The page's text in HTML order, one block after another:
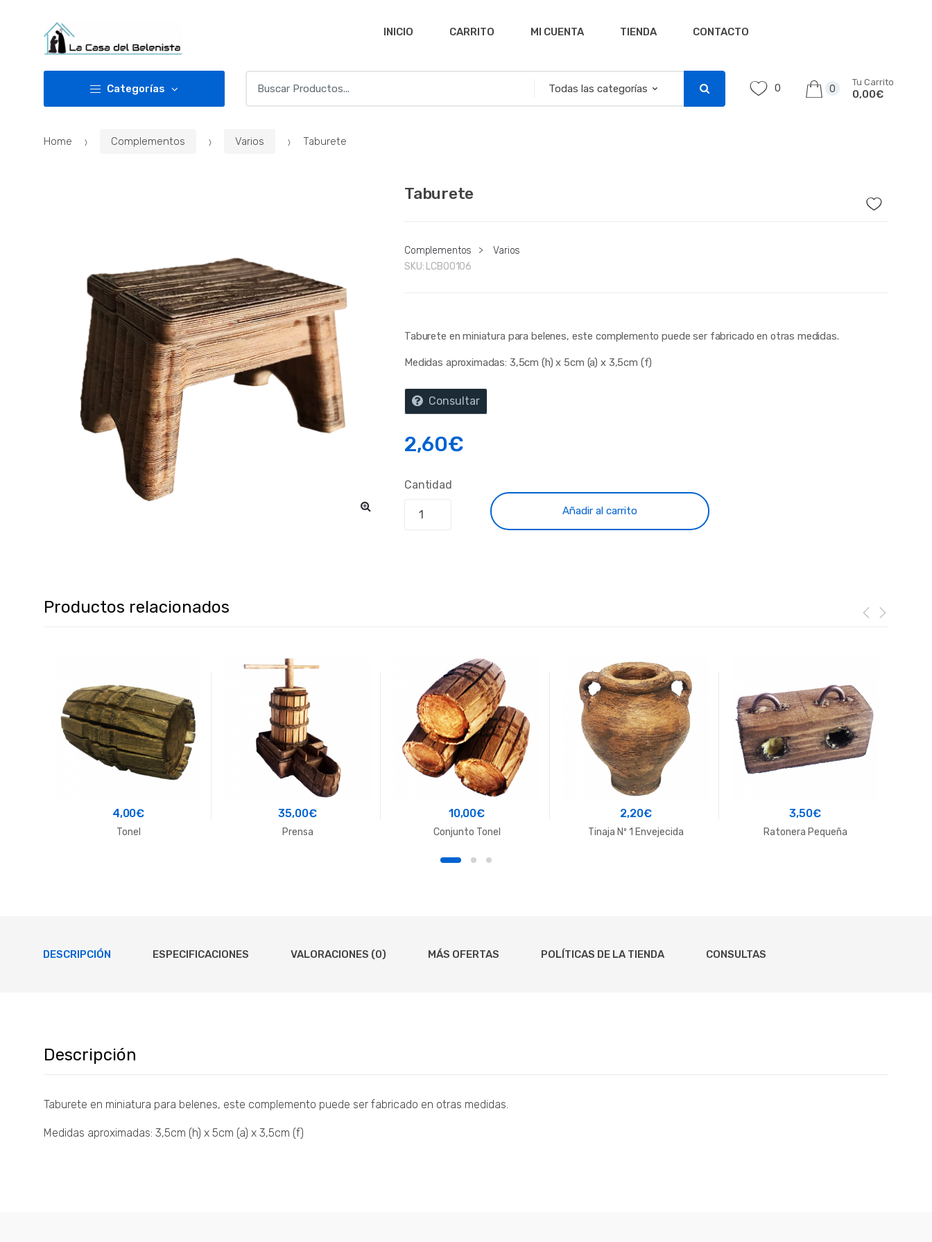
navigation
INICIO CARRITO MI CUENTA TIENDA CONTACTO
Categorías
por:
0 0
Tu Carrito
0,00€
Home Complementos Varios Taburete
Taburete
Complementos >
Varios
SKU: LCB00106
Taburete en miniatura para belenes, este complemento puede ser fabricado en otras medidas.
Medidas aproximadas: 3,5cm (h) x 5cm (a) x 3,5cm (f)
Consultar
2,60€
Cantidad
Añadir al carrito
Productos relacionados
4,00€
Tonel
35,00€
Prensa
10,00€
Conjunto Tonel
2,20€
Tinaja Nº 1 Envejecida
3,50€
Ratonera Pequeña
DESCRIPCIÓN ESPECIFICACIONES VALORACIONES (0) MÁS OFERTAS POLÍTICAS DE LA TIENDA CONSULTAS
Descripción
Taburete en miniatura para belenes, este complemento puede ser fabricado en otras medidas.
Medidas aproximadas: 3,5cm (h) x 5cm (a) x 3,5cm (f)